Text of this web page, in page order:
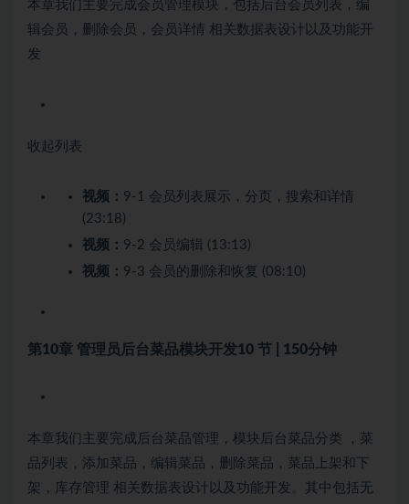
本章我们主要完成会员管理模块，包括后台会员列表，编
辑会员，删除会员，会员详情 相关数据表设计以及功能开
发
收起列表
视频： 9-1 会员列表展示，分页，搜索和详情
(23:18)
视频： 9-2 会员编辑 (13:13)
视频： 9-3 会员的删除和恢复 (08:10)
第10章 管理员后台菜品模块开发10 节 | 150分钟
本章我们主要完成后台菜品管理，模块后台菜品分类 ，菜
品列表，添加菜品，编辑菜品，删除菜品，菜品上架和下
架，库存管理 相关数据表设计以及功能开发。其中包括无